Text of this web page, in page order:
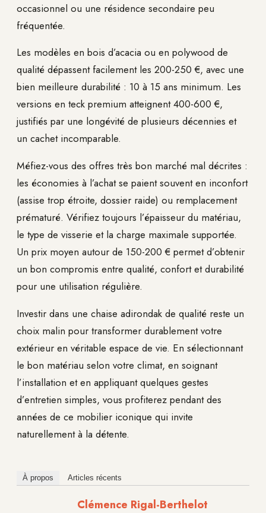
occasionnel ou une résidence secondaire peu
fréquentée.
Les modèles en bois d’acacia ou en polywood de
qualité dépassent facilement les 200-250 €, avec une
bien meilleure durabilité : 10 à 15 ans minimum. Les
versions en teck premium atteignent 400-600 €,
justifiés par une longévité de plusieurs décennies et
un cachet incomparable.
Méfiez-vous des offres très bon marché mal décrites :
les économies à l’achat se paient souvent en inconfort
(assise trop étroite, dossier raide) ou remplacement
prématuré. Vérifiez toujours l’épaisseur du matériau,
le type de visserie et la charge maximale supportée.
Un prix moyen autour de 150-200 € permet d’obtenir
un bon compromis entre qualité, confort et durabilité
pour une utilisation régulière.
Investir dans une chaise adirondak de qualité reste un
choix malin pour transformer durablement votre
extérieur en véritable espace de vie. En sélectionnant
le bon matériau selon votre climat, en soignant
l’installation et en appliquant quelques gestes
d’entretien simples, vous profiterez pendant des
années de ce mobilier iconique qui invite
naturellement à la détente.
À propos Articles récents
Clémence Rigal-Berthelot